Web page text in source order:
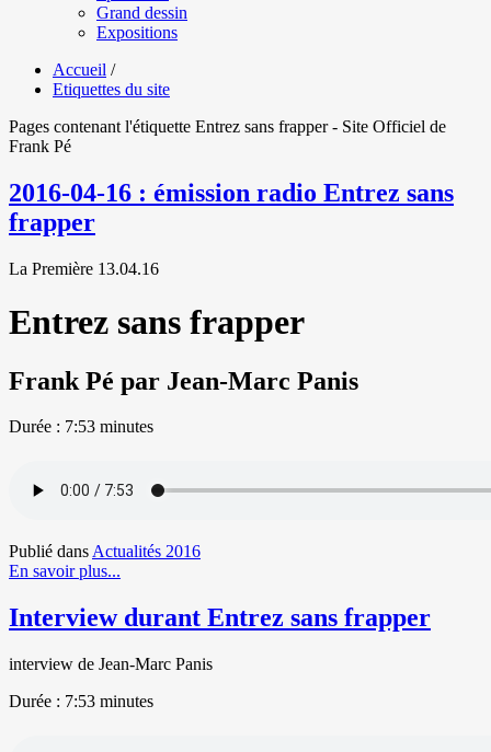
Grand dessin
Expositions
Accueil /
Etiquettes du site
Pages contenant l'étiquette Entrez sans frapper - Site Officiel de
Frank Pé
2016-04-16 : émission radio Entrez sans
frapper
La Première 13.04.16
Entrez sans frapper
Frank Pé par Jean-Marc Panis
Durée : 7:53 minutes
Publié dansActualités 2016
En savoir plus...
Interview durant Entrez sans frapper
interview de Jean-Marc Panis
Durée : 7:53 minutes